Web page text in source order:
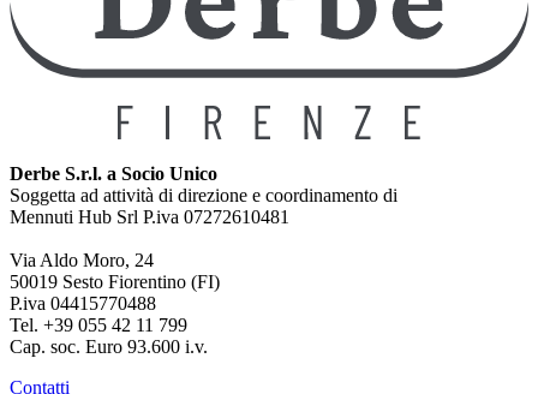
Derbe S.r.l. a Socio Unico
Soggetta ad attività di direzione e coordinamento di
Mennuti Hub Srl P.iva 07272610481
Via Aldo Moro, 24
50019 Sesto Fiorentino (FI)
P.iva 04415770488
Tel. +39 055 42 11 799
Cap. soc. Euro 93.600 i.v.
Contatti